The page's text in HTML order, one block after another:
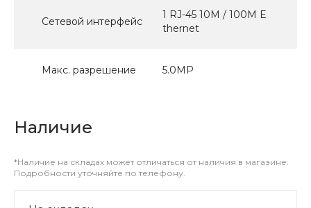
Сетевой интерфейс
1 RJ-45 10M / 100M E
thernet
Макс. разрешение 5.0МР
Наличие
*Наличие на складах может отличаться от наличия в магазине.
Подробности уточняйте по телефону.